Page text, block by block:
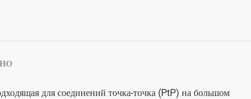
для соединений точка-точка (PtP) на большом